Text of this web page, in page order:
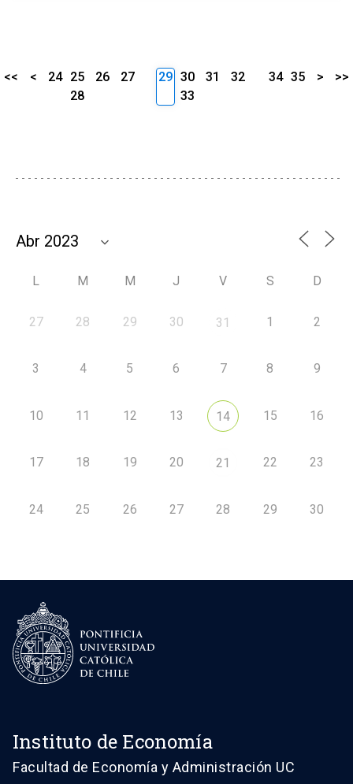
<< < 24 25 26
27
28
29 30 31
32
33
34 35 > >>
L M M J V S D
27 28 29 30 31 1 2
3 4 5 6 7 8 9
10 11 12 13 14 15 16
17 18 19 20 21 22 23
24 25 26 27 28 29 30
Instituto de Economía
Facultad de Economía y Administración UC